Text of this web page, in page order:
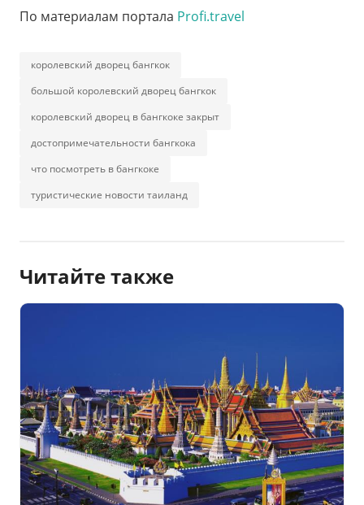
По материалам портала Profi.travel
королевский дворец бангкок
большой королевский дворец бангкок
королевский дворец в бангкоке закрыт
достопримечательности бангкока
что посмотреть в бангкоке
туристические новости таиланд
Читайте также